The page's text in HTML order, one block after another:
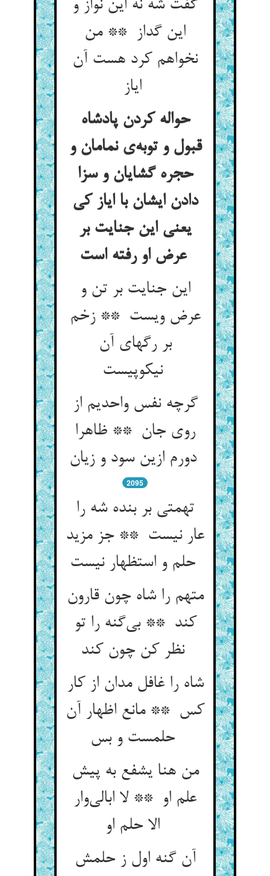
گفت شه نه این نواز و
این گداز ** من
نخواهم کرد هست آن
حواله کردن پادشاه
قبول و توبه‌ی نمامان و
حجره گشایان و سزا
دادن ایشان با ایاز کی
یعنی این جنایت بر
عرض او رفته است
این جنایت بر تن و
عرض ویست ** زخم
بر رگهای آن
نیکوپیست
گرچه نفس واحدیم از
روی جان ** ظاهرا
دورم ازین سود و زیان
2095
تهمتی بر بنده شه را
عار نیست ** جز مزید
متهم را شاه چون قارون
کند ** بی‌گنه را تو
نظر کن چون کند
شاه را غافل مدان از کار
کس ** مانع اظهار آن
من هنا یشفع به پیش
علم او ** لا ابالی‌وار
آن گنه اول ز حلمش